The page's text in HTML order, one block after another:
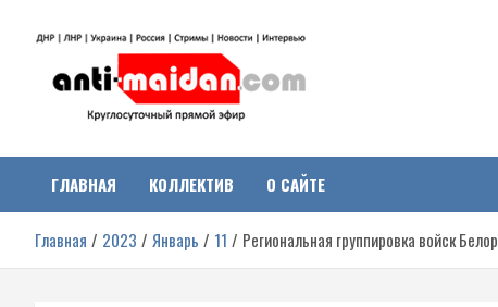
Антимайдан:
Гражданская война на
Украине
о гражданской войне на Украине, включая события в Новороссии,
ДНР, ЛНР и других регионах.
ГЛАВНАЯ КОЛЛЕКТИВ О САЙТЕ
Главная 2023 Январь 11 Региональная группировка войск